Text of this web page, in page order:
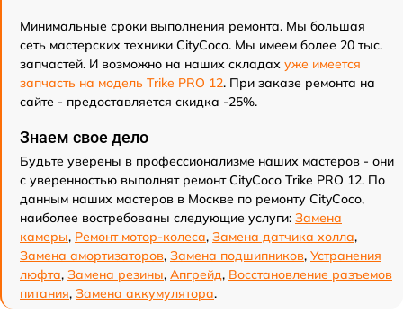
Минимальные сроки выполнения ремонта. Мы большая
сеть мастерских техники CityCoco. Мы имеем более 20 тыс.
запчастей. И возможно на наших складах уже имеется
запчасть на модель Trike PRO 12. При заказе ремонта на
сайте - предоставляется скидка -25%.
Знаем свое дело
Будьте уверены в профессионализме наших мастеров - они
с уверенностью выполнят ремонт CityCoco Trike PRO 12. По
данным наших мастеров в Москве по ремонту CityCoco,
наиболее востребованы следующие услуги: Замена
камеры, Ремонт мотор-колеса, Замена датчика холла,
Замена амортизаторов, Замена подшипников, Устранения
люфта, Замена резины, Апгрейд, Восстановление разъемов
питания, Замена аккумулятора.